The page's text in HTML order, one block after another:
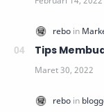
Tips